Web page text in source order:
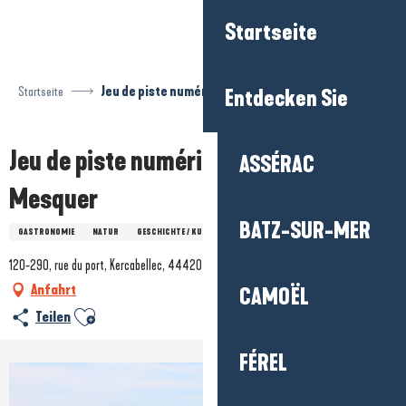
Startseite
Entdecken Sie
ASSÉRAC
BATZ-SUR-MER
CAMOËL
FÉREL
Startseite Jeu de piste numérique Baludik - Mesquer
Jeu de piste numérique Baludik -
Mesquer
GASTRONOMIE NATUR GESCHICHTE / KULTURERBE
120-290, rue du port, Kercabellec, 44420 Mesquer
Anfahrt
Teilen Ajouter aux favoris